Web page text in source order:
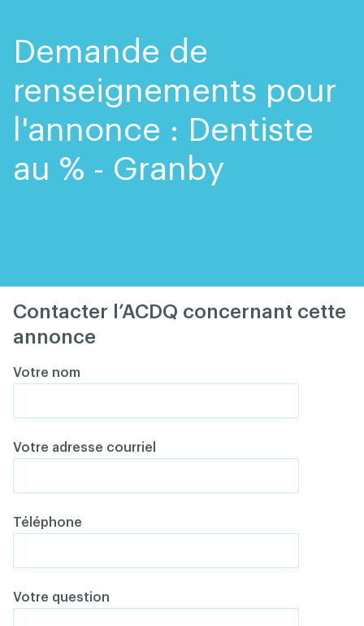
Demande de
renseignements pour
l'annonce : Dentiste
au % - Granby
Contacter l’ACDQ concernant cette
annonce
Votre nom
Votre adresse courriel
Téléphone
Votre question